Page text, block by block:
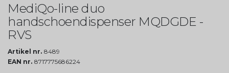
MediQo-line duo
handschoendispenser MQDGDE -
RVS
Artikel nr. 8489
EAN nr. 8717775686224